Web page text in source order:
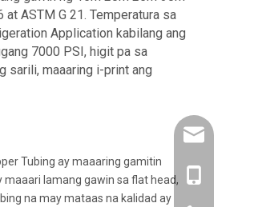
ASTM G 21. Temperatura sa
Application kabilang ang
7000 PSI, higit pa sa
sarili, maaaring i-print ang
Tubing ay maaaring gamitin
lamang gawin sa flat head,
na may mataas na kalidad ay